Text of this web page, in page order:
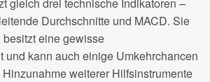
Durchschnitte und MACD. Sie
besitzt eine gewisse
und kann auch einige Umkehrchancen
weiterer Hilfsinstrumente